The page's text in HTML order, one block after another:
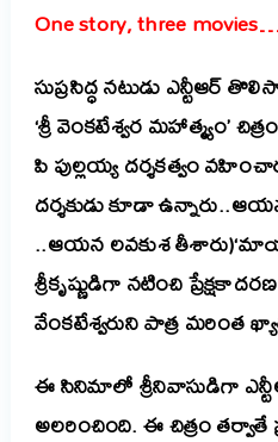
One story, three
సుప్రసిద్ధ నటుడు ఎన్టీఆర్
‘శ్రీ వెంకటేశ్వర మహాత్మ్యం’
పి పుల్లయ్య దర్శకత్వం
దర్శకుడుకూడాఉన్నారు..
..ఆయనలవకుశతీశారు)
శ్రీకృష్ణుడిగా నటించి
వేంకటేశ్వరుని పాత్ర మరింత
ఈ సినిమాలో శ్రీనివాసుడిగా
అలరించింది. ఈ చిత్రం తర్వాతే